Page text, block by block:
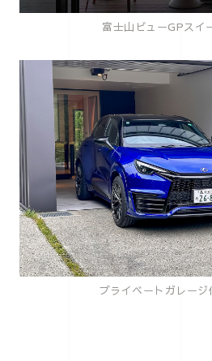
富士山ビューGPスイ
プライベートガレージ